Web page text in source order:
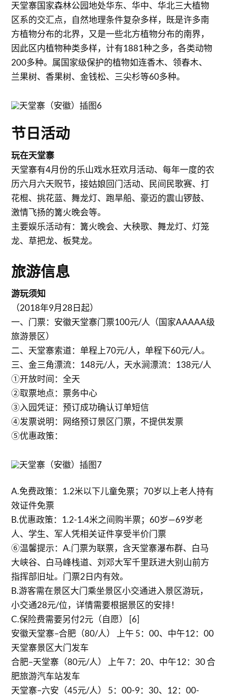
天堂寨国家森林公园地处华东、华中、华北三大植物
区系的交汇点，自然地理条件复杂多样，既是许多南
方植物分布的北界，又是一些北方植物分布的南界，
因此区内植物种类多样，计有1881种之多，各类动物
200多种。属国家级保护的植物如连香木、领春木、
兰果树、香果树、金钱松、三尖杉等60多种。
节日活动
玩在天堂寨
天堂寨有4月份的乐山戏水狂欢月活动、每年一度的农
历六月六天贶节，接姑娘回门活动、民间民歌赛、打
花棍、挑花蓝、舞龙灯、跑旱船、豪迈的震山锣鼓、
激情飞扬的篝火晚会等。
主要娱乐活动有：篝火晚会、大秧歌、舞龙灯、灯笼
龙、草把龙、板凳龙。
旅游信息
游玩须知
（2018年9月28日起）
一、门票：安徽天堂寨门票100元/人（国家AAAAA级
旅游景区）
二、天堂寨索道：单程上70元/人，单程下60元/人。
三、金三角漂流：148元/人，天水涧漂流：138元/人
①开放时间：全天
②取票地点：票务中心
③入园凭证：预订成功确认订单短信
④发票说明：网络预订景区门票，不提供发票
⑤优惠政策：
A.免费政策：1.2米以下儿童免票；70岁以上老人持有
效证件免票
B.优惠政策：1.2-1.4米之间购半票；60岁—69岁老
人、学生、军人凭相关证件享受半价门票
⑥温馨提示：A.门票为联票，含天堂寨瀑布群、白马
大峡谷、白马峰栈道、刘邓大军千里跃进大别山前方
指挥部旧址。门票2日内有效。
B.游客需在景区大门乘坐景区小交通进入景区游玩，
小交通28元/位，详情需要根据景区的安排！
C.保险费需要另付2元（自愿） [6]
安徽天堂寨–合肥（80/人） 上午 5：00、中午12：00
天堂寨景区大门发车
合肥–天堂寨（80元/人） 上午 7：20、中午12：30 合
肥旅游汽车站发车
天堂寨–六安（45元/人） 5：00-9：30、12：00-